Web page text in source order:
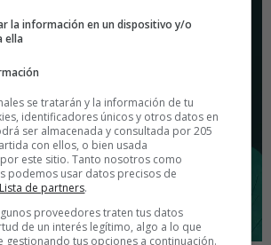
la información en un dispositivo y/o
ella
se tratarán y la información de tu
identificadores únicos y otros datos en
ser almacenada y consultada por 205
con ellos, o bien usada
este sitio. Tanto nosotros como
podemos usar datos precisos de
Lista de partners.
proveedores traten tus datos
de un interés legítimo, algo a lo que
gestionando tus opciones a continuación.